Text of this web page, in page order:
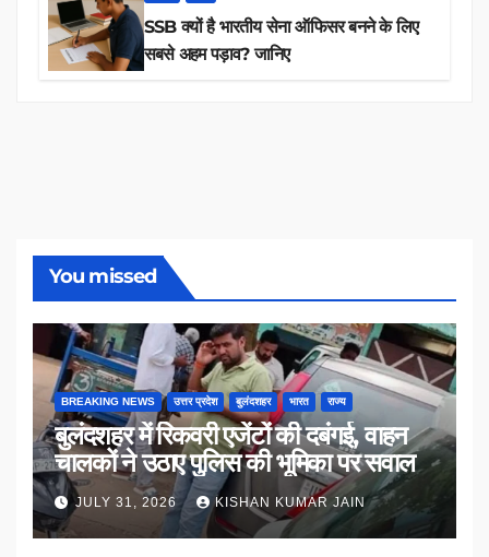
SSB क्यों है भारतीय सेना ऑफिसर बनने के लिए
सबसे अहम पड़ाव? जानिए
You missed
BREAKING NEWS उत्तर प्रदेश बुलंदशहर भारत राज्य
बुलंदशहर में रिकवरी एजेंटों की दबंगई, वाहन
चालकों ने उठाए पुलिस की भूमिका पर सवाल
JULY 31, 2026 KISHAN KUMAR JAIN